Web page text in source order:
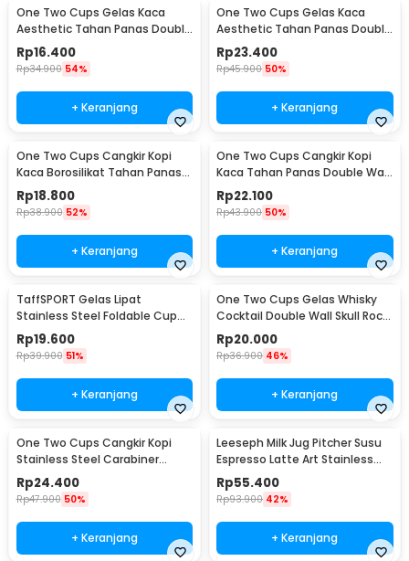
One Two Cups Gelas Kaca
Aesthetic Tahan Panas Double
Wall Glass 250ml - PLY1704
Rp16.400
Rp34.900 54%
+ Keranjang
One Two Cups Gelas Kaca
Aesthetic Tahan Panas Double
Wall Glass 433ml - PLY1704
Rp23.400
Rp45.900 50%
+ Keranjang
One Two Cups Cangkir Kopi
Kaca Borosilikat Tahan Panas
Double Wall Cup 160ml
Rp18.800
Rp38.900 52%
+ Keranjang
One Two Cups Cangkir Kopi
Kaca Tahan Panas Double Wall
Cup 180ml - DOME240
Rp22.100
Rp43.900 50%
+ Keranjang
TaffSPORT Gelas Lipat
Stainless Steel Foldable Cup
Carabiner 240ml - F180
Rp19.600
Rp39.900 51%
+ Keranjang
One Two Cups Gelas Whisky
Cocktail Double Wall Skull Rock
Glass 150ml - SG-02
Rp20.000
Rp36.900 46%
+ Keranjang
One Two Cups Cangkir Kopi
Stainless Steel Carabiner
Camping Cup 220ml - C125
Rp24.400
Rp47.900 50%
+ Keranjang
Leeseph Milk Jug Pitcher Susu
Espresso Latte Art Stainless
Steel 600ml - L-2016
Rp55.400
Rp93.900 42%
+ Keranjang